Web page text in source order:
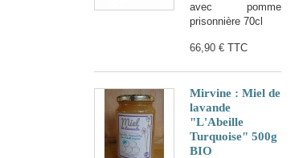
avec pomme
prisonnière 70cl
66,90 € TTC
Mirvine : Miel de
lavande
"L'Abeille
Turquoise" 500g
BIO